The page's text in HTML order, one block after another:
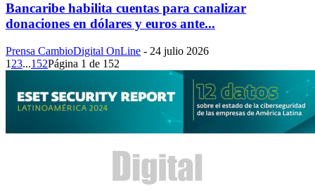
Bancaribe habilita cuentas para canalizar
donaciones en dólares y euros ante...
Prensa CambioDigital OnLine - 24 julio 2026
1 23...152Página 1 de 152